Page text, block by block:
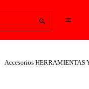
Accesorios HERRAMIENTAS